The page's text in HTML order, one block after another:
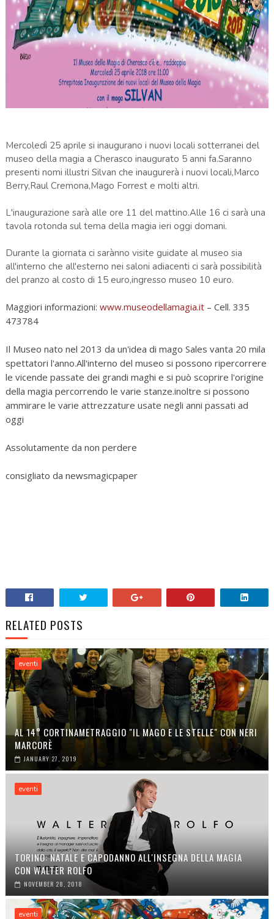
Mercoledì 25 aprile si inaugurano i nuovi locali sotterranei del
museo della magia a Cherasco inaugurato 5 anni fa.Saranno
presenti nomi illustri Silvan che inaugurerà i nuovi locali,Marco
Berry,Raul Cremona,Mago Forrest e molti altri.
L'inaugurazione sarà alle ore 11 del mattino.Alle 16 ci sarà una
tavola rotonda sul tema della magia ieri oggi domani.
Durante la giornata ci sarànno visite guidate al museo sia
all'interno che all'esterno nei saloni adiacenti ci sarà possibilità
del pranzo al costo di 15 euro,ingresso museo 10 euro.
Maggiori informazioni: www.museodellamagia.it– Cell. 335
473784
Il Museo nato nel 2013 da un'idea di mago Sales vanta 20 mila
spettatori l'anno.All'interno del museo si possono ripercorrere
le vicende passate dei grandi maghi e si può scoprire l'origine
della magia percorrendo le varie stanze.inoltre si possono
ammirare le varie attrezzature usate negli anni passati ad
oggi
Assolutamente da non perdere
consigliato da newsmagicpaper
RELATED POSTS
eventi
AL 14° CORTINAMETRAGGIO "IL MAGO E LE STELLE" CON NERI
MARCORÈ
JANUARY 27, 2019
eventi
TORINO: NATALE E CAPODANNO ALL'INSEGNA DELLA MAGIA
CON WALTER ROLFO
NOVEMBER 28, 2018
eventi